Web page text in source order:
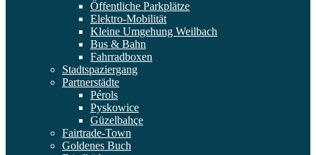
Öffentliche Parkplätze
Elektro-Mobilität
Kleine Umgehung Weilbach
Bus & Bahn
Fahrradboxen
Stadtspaziergang
Partnerstädte
Pérols
Pyskowice
Güzelbahçe
Fairtrade-Town
Goldenes Buch